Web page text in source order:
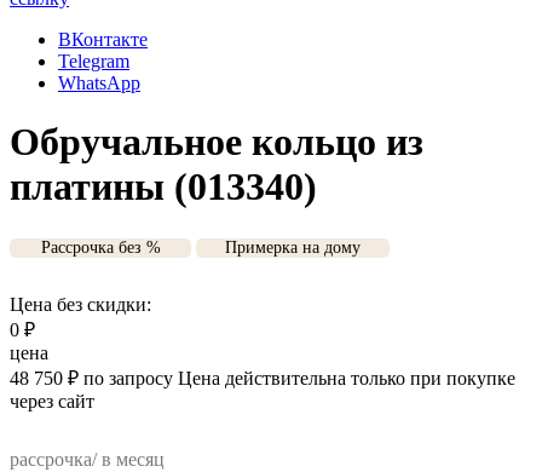
ВКонтакте
Telegram
WhatsApp
Обручальное кольцо из
платины (013340)
Рассрочка без % Примерка на дому
Цена без скидки:
0 ₽
цена
48 750 ₽ по запросу Цена действительна только при покупке
через сайт
рассрочка/ в месяц